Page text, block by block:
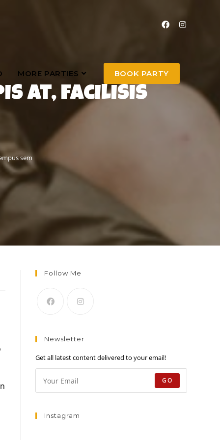
MORE PARTIES BOOK PARTY
at, facilisis
sem
Follow Me
Newsletter
Get all latest content delivered to your email!
GO
Instagram